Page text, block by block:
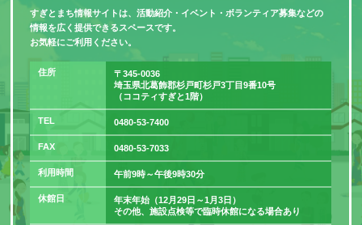
すぎとまち情報サイトは、活動紹介・イベント・ボランティア募集などの
情報を広く提供できるスペースです。
お気軽にご利用ください。
住所
〒345-0036
埼玉県北葛飾郡杉戸町杉戸3丁目9番10号
（ココティすぎと1階）
TEL 0480-53-7400
FAX 0480-53-7033
利用時間 午前9時～午後9時30分
休館日
年末年始（12月29日～1月3日）
その他、施設点検等で臨時休館になる場合あり